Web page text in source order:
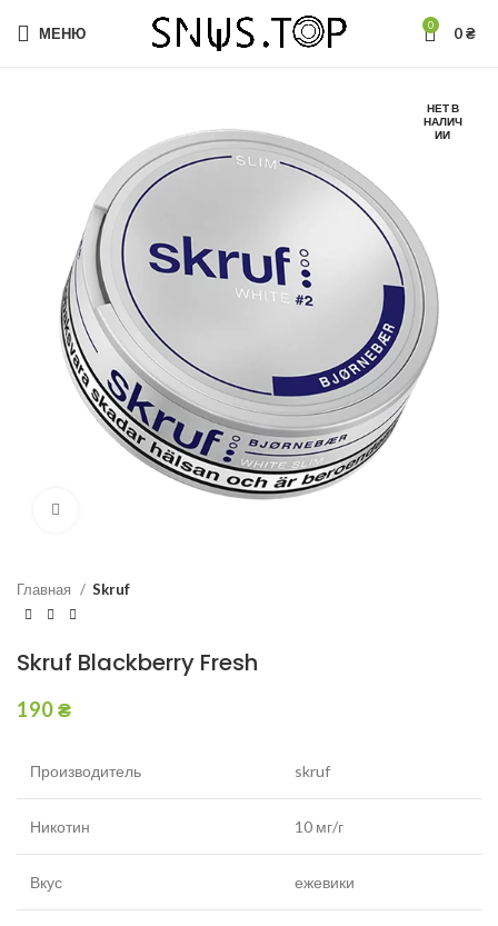
МЕНЮ 0 0₴
НЕТ В
НАЛИЧ
ИИ
Главная Skruf
Skruf Blackberry Fresh
190₴
Производитель skruf
Никотин 10 мг/г
Вкус ежевики